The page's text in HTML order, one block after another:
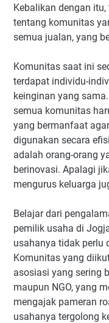
Kebalikan dengan
tentang komunitas
semua jualan, yang
Komunitas saat ini
terdapat individu-
keinginan yang
semua komunitas
yang bermanfaat
digunakan secara
adalah orang-orang
berinovasi. Apalagi
mengurus keluarga
Belajar dari
pemilik usaha di
usahanya tidak perlu
Komunitas yang
asosiasi yang sering
maupun NGO, yang
mengajak pameran
usahanya tergolong